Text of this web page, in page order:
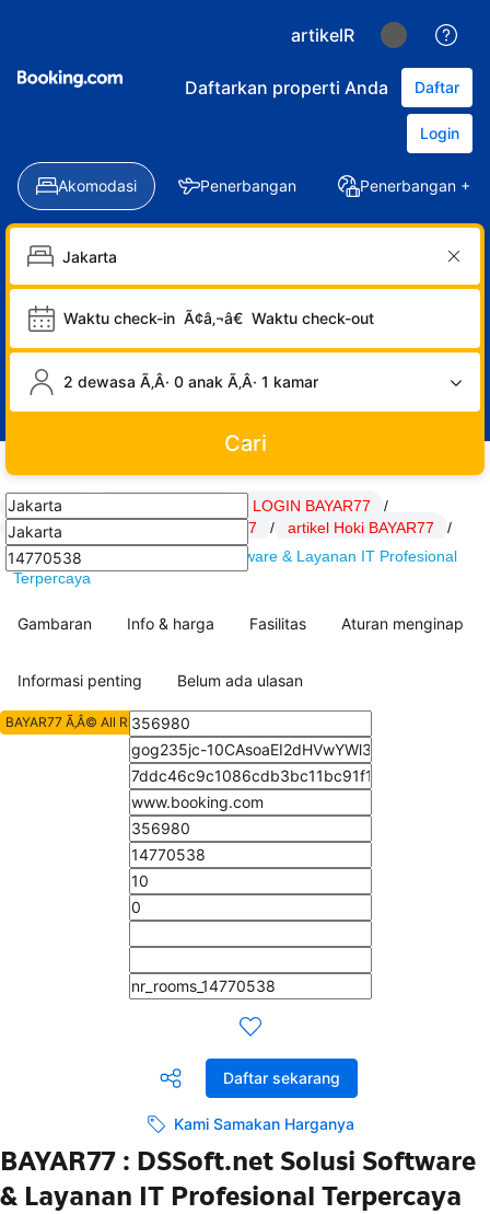
artikelR
Daftarkan properti Anda Daftar
Login
Akomodasi Penerbangan Penerbangan +
Waktu check-in Ã¢â‚¬â€ Waktu check-out
2 dewasa Ã‚Â· 0 anak Ã‚Â· 1 kamar
Cari
BAYAR77 LOGIN BAYAR77
/
Link BAYAR77
SITUS BAYAR77 / artikel Hoki BAYAR77
/
BAYAR77 : DSSoft.net Solusi Software & Layanan IT Profesional
Terpercaya
Gambaran Info & harga Fasilitas Aturan menginap
Informasi penting Belum ada ulasan
Daftar sekarang
Kami Samakan Harganya
BAYAR77 Ã‚Â© All Rights Reserved
BAYAR77 : DSSoft.net Solusi Software
& Layanan IT Profesional Terpercaya